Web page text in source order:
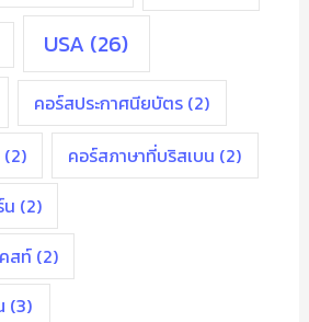
USA (26)
คอร์สประกาศนียบัตร (2)
(2) คอร์สภาษาที่บริสเบน (2)
น (2)
สท์(2)
(3)